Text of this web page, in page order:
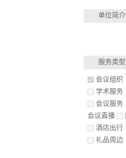
单位简介
服务类型
会议组织
学术服务
会议服务
会议直播
酒店出行
礼品周边